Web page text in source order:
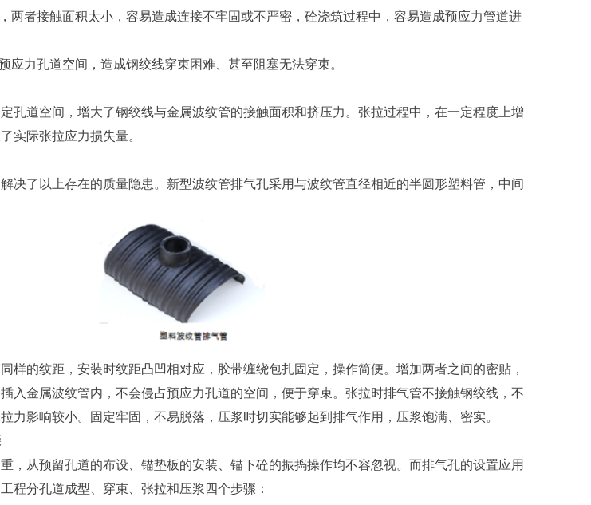
者接触面积太小，容易造成连接不牢固或不严密，砼浇筑过程中，容易造成预应力管道进
力孔道空间，造成钢绞线穿束困难、甚至阻塞无法穿束。
道空间，增大了钢绞线与金属波纹管的接触面积和挤压力。张拉过程中，在一定程度上增
实际张拉应力损失量。
了以上存在的质量隐患。新型波纹管排气孔采用与波纹管直径相近的半圆形塑料管，中间
的纹距，安装时纹距凸凹相对应，胶带缠绕包扎固定，操作简便。增加两者之间的密贴，
入金属波纹管内，不会侵占预应力孔道的空间，便于穿束。张拉时排气管不接触钢绞线，不
力影响较小。固定牢固，不易脱落，压浆时切实能够起到排气作用，压浆饱满、密实。
从预留孔道的布设、锚垫板的安装、锚下砼的振捣操作均不容忽视。而排气孔的设置应用
程分孔道成型、穿束、张拉和压浆四个步骤：